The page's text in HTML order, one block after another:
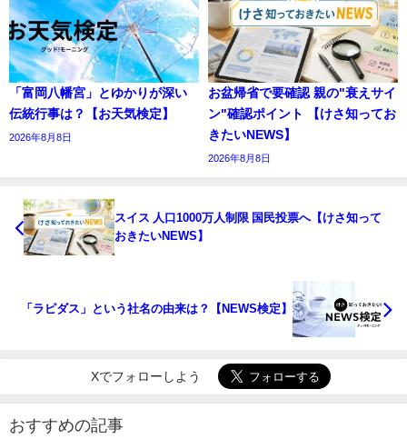
「富岡八幡宮」とゆかりが深い
伝統行事は？【お天気検定】
2026年8月8日
お盆帰省で要確認 親の"衰えサイ
ン"確認ポイント 【けさ知ってお
きたいNEWS】
2026年8月8日
スイス 人口1000万人制限 国民投票へ【けさ知って
おきたいNEWS】
「ラピダス」という社名の由来は？【NEWS検定】
Xでフォローしよう
おすすめの記事